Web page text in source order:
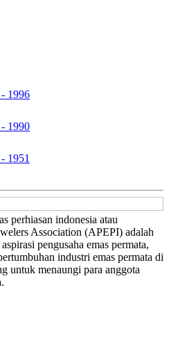
1996
1990
1951
perhiasan indonesia atau
Association (APEPI) adalah
pengusaha emas permata,
industri emas permata di
untuk menaungi para anggota